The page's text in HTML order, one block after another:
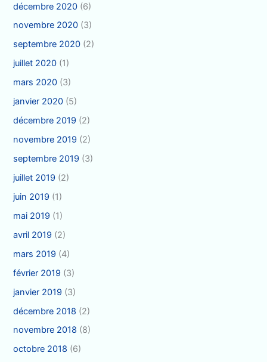
décembre 2020 (6)
novembre 2020 (3)
septembre 2020 (2)
juillet 2020 (1)
mars 2020 (3)
janvier 2020 (5)
décembre 2019 (2)
novembre 2019 (2)
septembre 2019 (3)
juillet 2019 (2)
juin 2019 (1)
mai 2019 (1)
avril 2019 (2)
mars 2019 (4)
février 2019 (3)
janvier 2019 (3)
décembre 2018 (2)
novembre 2018 (8)
octobre 2018 (6)